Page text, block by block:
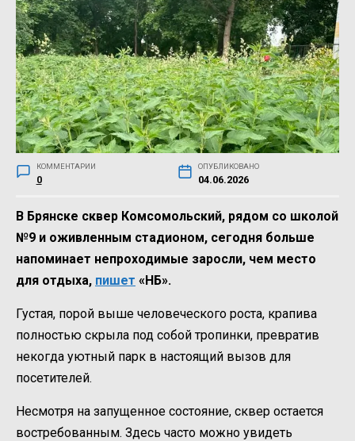
КОММЕНТАРИИ
0
ОПУБЛИКОВАНО
04.06.2026
В Брянске сквер Комсомольский, рядом со школой
№9 и оживленным стадионом, сегодня больше
напоминает непроходимые заросли, чем место
для отдыха, пишет «НБ».
Густая, порой выше человеческого роста, крапива
полностью скрыла под собой тропинки, превратив
некогда уютный парк в настоящий вызов для
посетителей.
Несмотря на запущенное состояние, сквер остается
востребованным. Здесь часто можно увидеть